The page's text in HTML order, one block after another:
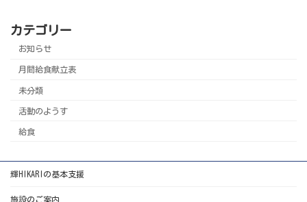
カテゴリー
お知らせ
月間給食献立表
未分類
活動のようす
給食
輝HIKARIの基本支援
施設のご案内